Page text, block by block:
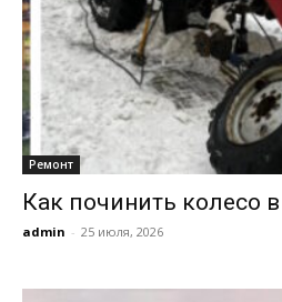
Ремонт
Как починить колесо
admin - 25 июля, 2026